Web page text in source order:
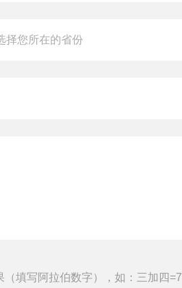
（填写阿拉伯数字），如：三加四=7